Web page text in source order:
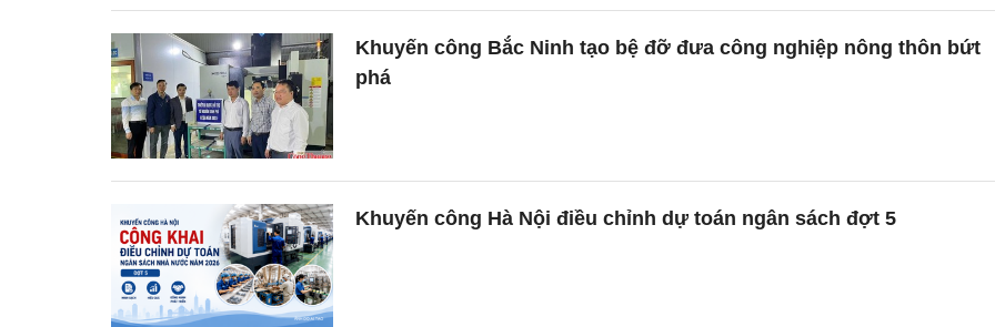
Khuyến công Bắc Ninh tạo bệ đỡ đưa công nghiệp nông thôn bứt
phá
Khuyến công Hà Nội điều chỉnh dự toán ngân sách đợt 5